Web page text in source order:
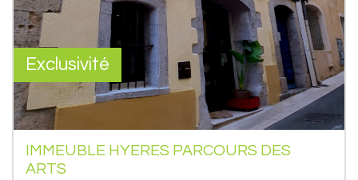
Exclusivité
IMMEUBLE HYERES PARCOURS DES
ARTS